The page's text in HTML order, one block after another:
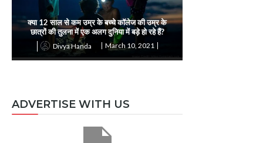
क्या 12 साल से कम उम्र के बच्चे कॉलेज की उम्र के
छात्रों की तुलना में एक अलग दुनिया में बड़े हो रहे हैं?
Divya Handa March 10, 2021
ADVERTISE WITH US